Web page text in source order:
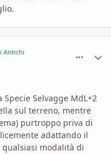
Antichi
Selvagge MdL+2
sul terreno, mentre
purtroppo priva di
adattando il
qualsiasi modalità di